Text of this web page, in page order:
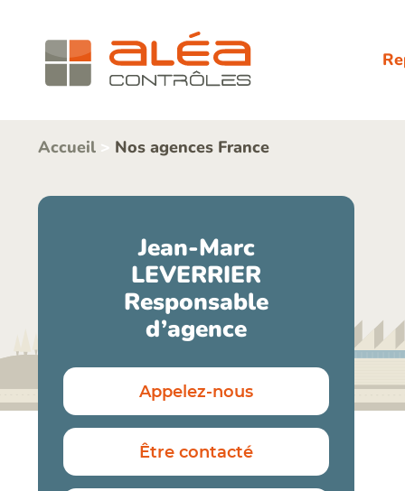
Accueil Nos agences France
Jean-Marc
LEVERRIER
Responsable
d’agence
Appelez-nous
Être contacté